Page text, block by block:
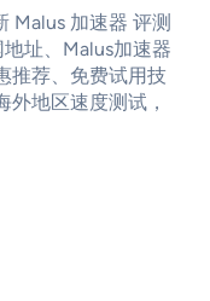
Malus 加速器 评测
址、Malus加速器
推荐、免费试用技
地区速度测试，